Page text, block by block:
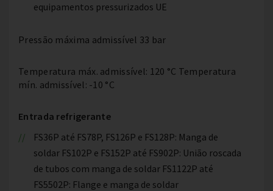
equipamentos pressurizados UE
Pressão máxima admissível 33 bar
Temperatura máx. admissível: 120 °C Temperatura
mín. admissível: -10 °C
Entrada refrigerante
FS36P até FS78P, FS126P e FS128P: Manga de
soldar FS102P e FS152P até FS902P: União roscada
de tubos com manga de soldar FS1122P até
FS5502P: Flange e manga de soldar